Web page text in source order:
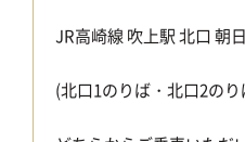
JR高崎線 吹上駅 北口 朝
(北口1のりば・北口2のり